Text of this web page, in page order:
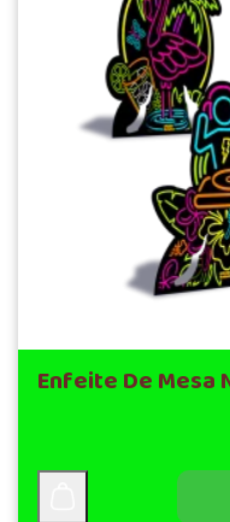
Enfeite De Mesa